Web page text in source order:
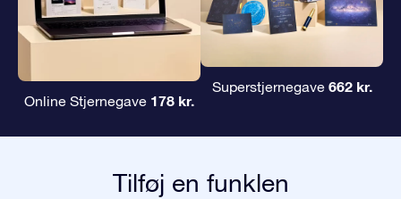
Online Stjernegave 178 kr.
Superstjernegave 662 kr.
Tilføj en funklen